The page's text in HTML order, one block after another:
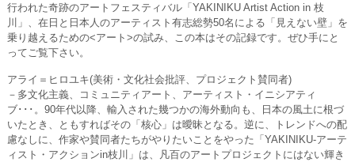
行われた奇跡のアートフェスティバル「YAKINIKU Artist Action in 枝
川」、在日と日本人のアーティスト有志総勢50名による「見えない壁」を
乗り越えるための<アート>の試み、この本はその記録です。ぜひ手にと
ってご覧下さい。
アライ＝ヒロユキ(美術・文化社会批評、プロジェクト賛同者)
－多文化主義、コミュニティアート、アーティスト・イニシアティ
ブ･･･。90年代以降、輸入された幾つかの海外動向も、日本の風土に根づ
いたとき、ともすればその「核心」は曖昧となる。逆に、トレンドへの配
慮なしに、作家や賛同者たちがやりたいことをやった「YAKINIKU-アーテ
ィスト・アクションin枝川」は、凡百のアートプロジェクトにはない輝き